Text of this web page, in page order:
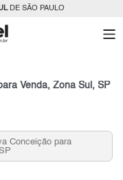
DE SÃO PAULO
Venda, Zona Sul, SP
Conceição para